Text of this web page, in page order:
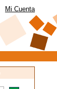
Mi Cuenta